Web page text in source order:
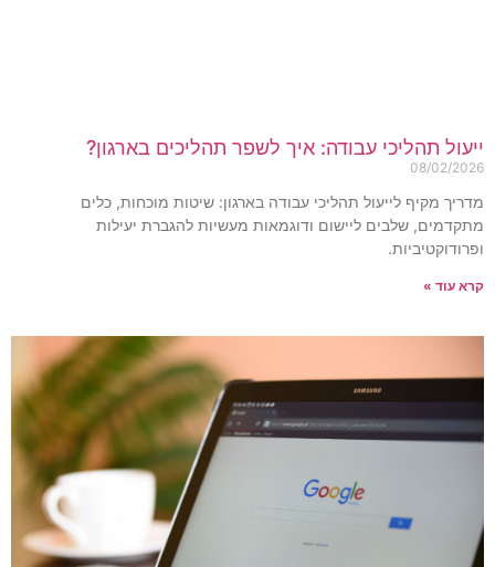
תהליכי עבודה: איך לשפר תהליכים בארגון?
08/02/
מקיף לייעול תהליכי עבודה בארגון: שיטות מוכחות, כלים
שלבים ליישום ודוגמאות מעשיות להגברת יעילות
עוד »